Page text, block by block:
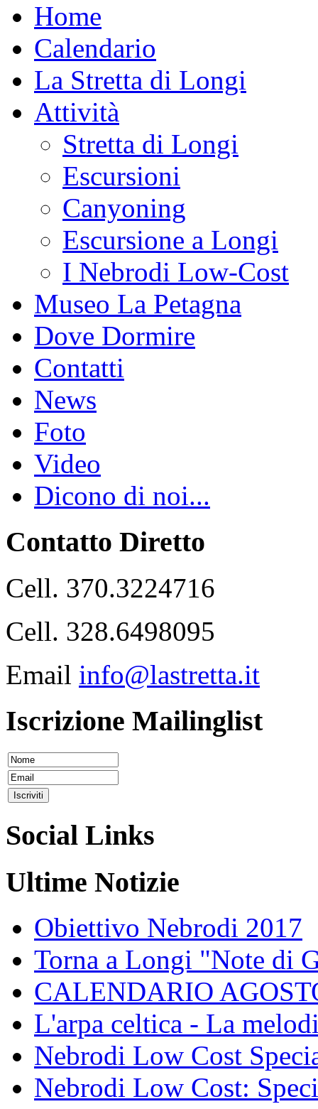
Home
Calendario
La Stretta di Longi
Attività
Stretta di Longi
Escursioni
Canyoning
Escursione a Longi
I Nebrodi Low-Cost
Museo La Petagna
Dove Dormire
Contatti
News
Foto
Video
Dicono di noi...
Contatto Diretto
Cell. 370.3224716
Cell. 328.6498095
Email info@lastretta.it
Iscrizione Mailinglist
Social Links
Ultime Notizie
Obiettivo Nebrodi 2017
Torna a Longi "Note di
CALENDARIO
L'arpa celtica - La
Nebrodi Low Cost
Nebrodi Low Cost: